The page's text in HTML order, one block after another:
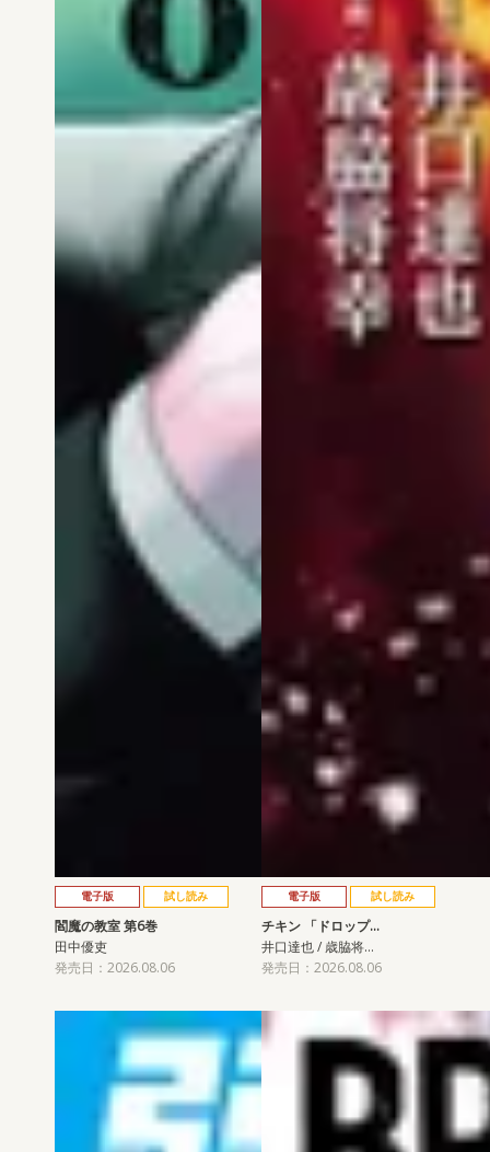
電子版 試し読み
閻魔の教室 第6巻
田中優吏
発売日：2026.08.06
電子版 試し読み
チキン 「ドロップ…
井口達也 / 歳脇将…
発売日：2026.08.06